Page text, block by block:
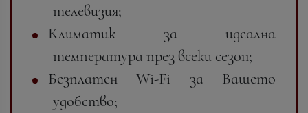
телевизия;
Климатик за идеална
температура през всеки сезон;
Безплатен Wi-Fi за Вашето
удобство;